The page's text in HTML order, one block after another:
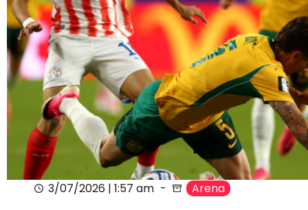
3/07/2026 | 1:57 am Arena